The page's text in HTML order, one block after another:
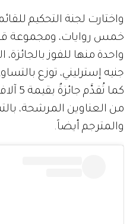
خمس روايات، ومجموعة
جنيه إسترليني، توزع
كما
من العناوين المرشحة،
والمترجم أيضاً.